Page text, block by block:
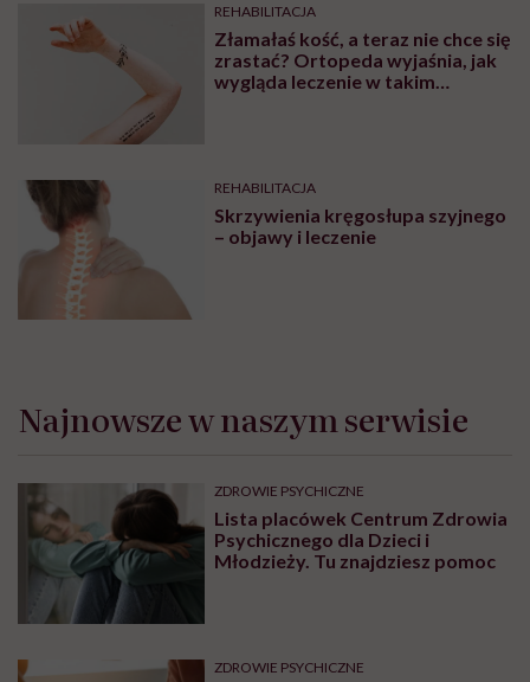
REHABILITACJA
Złamałaś kość, a teraz nie chce się
zrastać? Ortopeda wyjaśnia, jak
wygląda leczenie w takim
REHABILITACJA
Skrzywienia kręgosłupa szyjnego
– objawy i leczenie
Najnowsze w naszym serwisie
ZDROWIE PSYCHICZNE
Lista placówek Centrum Zdrowia
Psychicznego dla Dzieci i
Młodzieży. Tu znajdziesz pomoc
ZDROWIE PSYCHICZNE